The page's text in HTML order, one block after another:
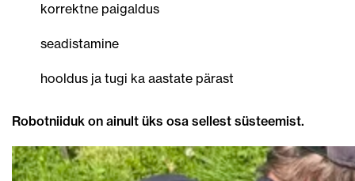
korrektne paigaldus
seadistamine
hooldus ja tugi ka aastate pärast
Robotniiduk on ainult üks osa sellest süsteemist.